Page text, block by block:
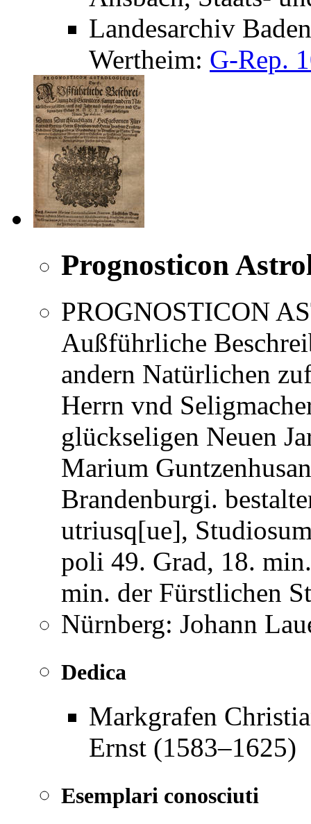
Landesarchiv
Wertheim: G-Rep.
Prognosticon
PROGNOSTICON
Außführliche
andern Natürlichen
Herrn vnd
glückseligen Neuen
Marium
Brandenburgi.
utriusq[ue],
poli 49. Grad, 18.
min. der Fürstlichen
Nürnberg: Johann
Dedica
Markgrafen
Ernst (1583–1625)
Esemplari conosciuti